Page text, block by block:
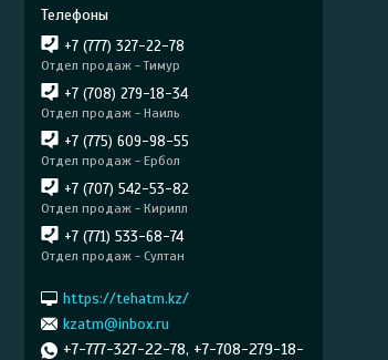
+7 (777) 327-22-78
Отдел продаж - Тимур
+7 (708) 279-18-34
Отдел продаж - Наиль
+7 (775) 609-98-55
Отдел продаж - Ербол
+7 (707) 542-53-82
Отдел продаж - Кирилл
+7 (771) 533-68-74
Отдел продаж - Султан
https://tehatm.kz/
kzatm@inbox.ru
+7-777-327-22-78, +7-708-279-18-